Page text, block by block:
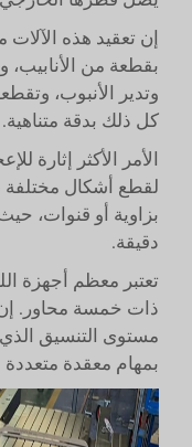
إن تعقيد هذه
بقطعة من الأنابيب،
وتدير الأنبوب،
كل ذلك بدقة متناهية.
الأمر الأكثر إثارة
لقطع أشكال مختلفة
بزاوية أو قنوات،
دقيقة.
تعتبر معظم أجهزة
ذات خمسة محاور.
مستوى التنسيق
بمهام معقدة متعددة